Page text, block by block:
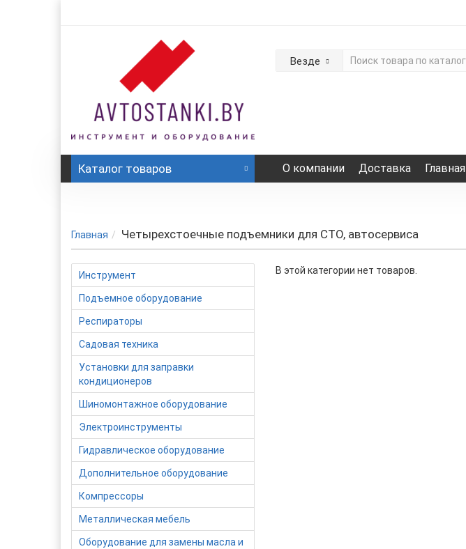
Везде
Каталог товаров О компании Доставка Главная
Главная Четырехстоечные подъемники для СТО, автосервиса
Инструмент
Подъемное оборудование
Респираторы
Садовая техника
Установки для заправки
кондиционеров
Шиномонтажное оборудование
Электроинструменты
Гидравлическое оборудование
Дополнительное оборудование
Компрессоры
Металлическая мебель
Оборудование для замены масла и
В этой категории нет товаров.